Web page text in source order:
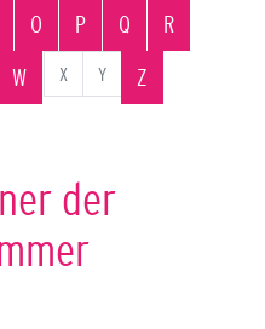
O P Q
R
W X Y Z
der